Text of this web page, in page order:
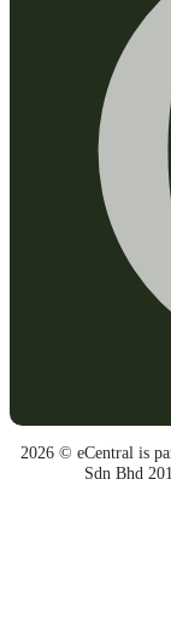
2026 © eCentral is
Sdn Bhd